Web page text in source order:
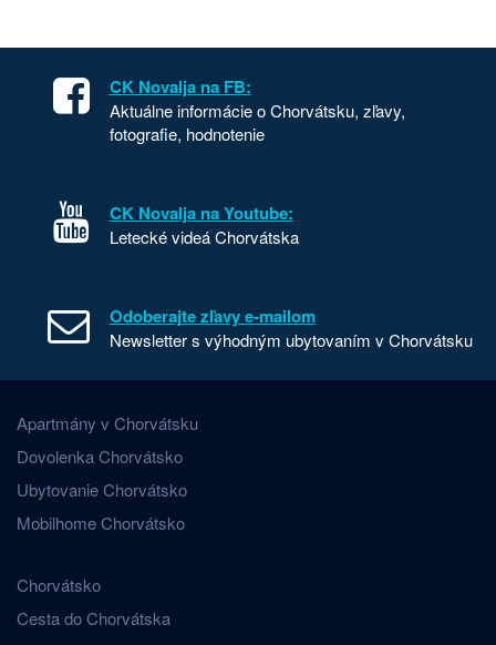
CK Novalja na FB:
Aktuálne informácie o Chorvátsku, zľavy,
fotografie, hodnotenie
CK Novalja na Youtube:
Letecké videá Chorvátska
Odoberajte zľavy e-mailom
Newsletter s výhodným ubytovaním v Chorvátsku
Apartmány v Chorvátsku
Dovolenka Chorvátsko
Ubytovanie Chorvátsko
Mobilhome Chorvátsko
Chorvátsko
Cesta do Chorvátska